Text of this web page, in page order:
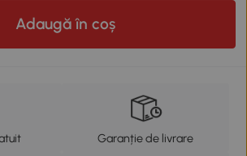
Adaugă în coș
Garanție de livrare